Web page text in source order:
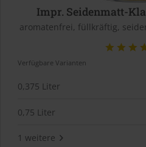
Impr. Seidenmatt-
aromatenfrei, füllkräftig,
Verfügbare Varianten
0,375 Liter
0,75 Liter
1 weitere